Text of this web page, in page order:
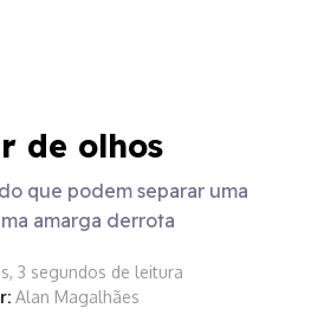
de olhos
que podem separar uma
amarga derrota
3 segundos de leitura
Alan Magalhães